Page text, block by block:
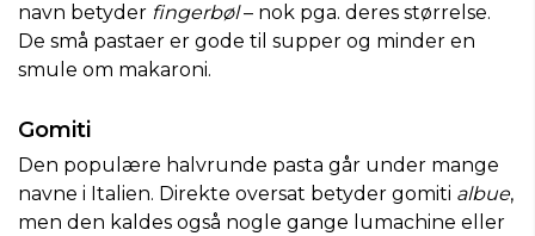
navn betyder fingerbøl– nok pga. deres størrelse.
De små pastaer er gode til supper og minder en
smule om makaroni.
Gomiti
Den populære halvrunde pasta går under mange
navne i Italien. Direkte oversat betyder gomiti albue,
men den kaldes også nogle gange lumachine eller